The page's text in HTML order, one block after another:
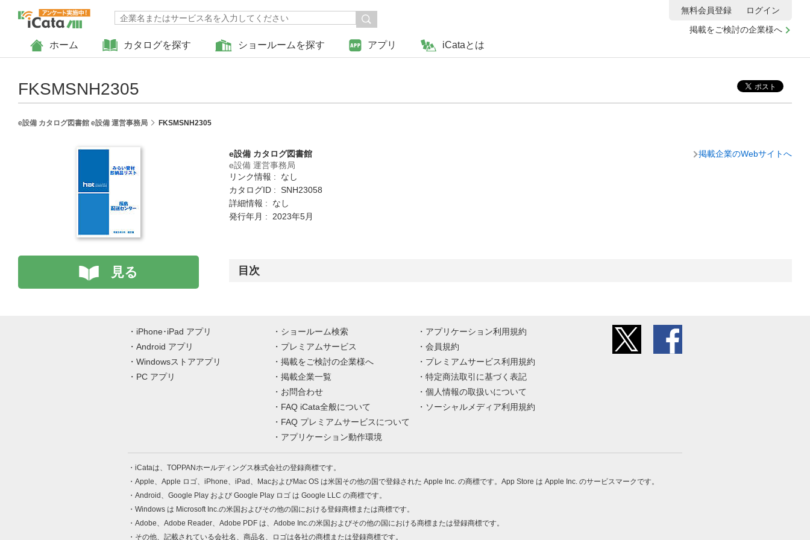
ホーム カタログを探す ショールームを探す アプリ iCataとは
掲載をご検討の企業様へ
無料会員登録 ログイン
FKSMSNH2305
e設備 カタログ図書館 e設備 運営事務局 FKSMSNH2305
見る
e設備 カタログ図書館
e設備 運営事務局
リンク情報 : なし
カタログID : SNH23058
詳細情報 : なし
発行年月 : 2023年5月
掲載企業のWebサイトへ
目次
iPhone･iPad アプリ
Android アプリ
Windowsストアアプリ
PC アプリ
ショールーム検索
プレミアムサービス
掲載をご検討の企業様へ
掲載企業一覧
お問合わせ
FAQ iCata全般について
FAQ プレミアムサービスについて
アプリケーション動作環境
アプリケーション利用規約
会員規約
プレミアムサービス利用規約
特定商法取引に基づく表記
個人情報の取扱いについて
ソーシャルメディア利用規約
iCataは、TOPPANホールディングス株式会社の登録商標です。
Apple、Apple ロゴ、iPhone、iPad、MacおよびMac OS は米国その他の国で登録された Apple Inc. の商標です。App Store は Apple Inc. のサービスマークです。
Android、Google Play および Google Play ロゴ は Google LLC の商標です。
Windows は Microsoft Inc.の米国およびその他の国における登録商標または商標です。
Adobe、Adobe Reader、Adobe PDF は、Adobe Inc.の米国およびその他の国における商標または登録商標です。
その他、記載されている会社名、商品名、ロゴは各社の商標または登録商標です。